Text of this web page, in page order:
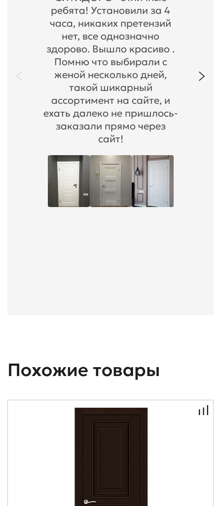
ребята! Установили за 4
часа, никаких претензий
нет, все однозначно
здорово. Вышло красиво .
Помню что выбирали с
женой несколько дней,
такой шикарный
ассортимент на сайте, и
ехать далеко не пришлось-
заказали прямо через
сайт!
Похожие товары